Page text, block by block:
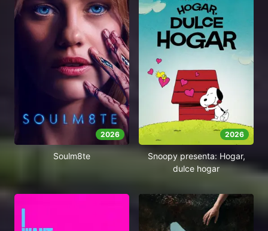
2026
Soulm8te
2026
Snoopy presenta: Hogar,
dulce hogar